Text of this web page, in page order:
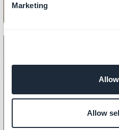
Marketing
Allow
Kotisivun